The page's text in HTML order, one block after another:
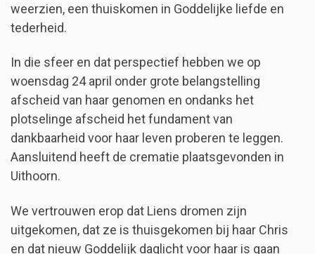
weerzien, een thuiskomen in Goddelijke liefde en
tederheid.
In die sfeer en dat perspectief hebben we op
woensdag 24 april onder grote belangstelling
afscheid van haar genomen en ondanks het
plotselinge afscheid het fundament van
dankbaarheid voor haar leven proberen te leggen.
Aansluitend heeft de crematie plaatsgevonden in
Uithoorn.
We vertrouwen erop dat Liens dromen zijn
uitgekomen, dat ze is thuisgekomen bij haar Chris
en dat nieuw Goddelijk daglicht voor haar is gaan